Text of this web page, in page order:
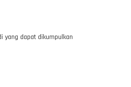
yang dapat dikumpulkan